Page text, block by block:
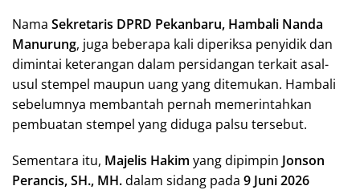
Nama Sekretaris DPRD Pekanbaru, Hambali Nanda
Manurung, juga beberapa kali diperiksa penyidik dan
dimintai keterangan dalam persidangan terkait asal-
usul stempel maupun uang yang ditemukan. Hambali
sebelumnya membantah pernah memerintahkan
pembuatan stempel yang diduga palsu tersebut.
Sementara itu, Majelis Hakim yang dipimpin Jonson
Perancis, SH., MH.dalam sidang pada 9 Juni 2026